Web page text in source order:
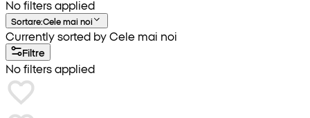
No filters applied
Sortare:Cele mai noi
Currently sorted by Cele mai noi
Filtre
No filters applied